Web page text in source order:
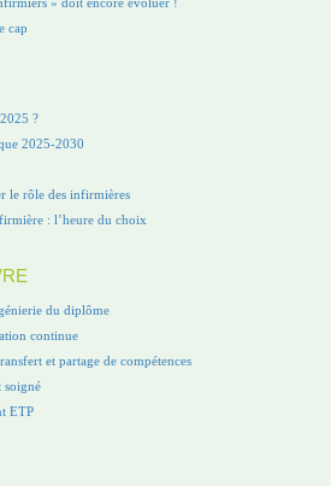
» doit encore évoluer !
cap
?
2025-2030
le rôle des infirmières
: l’heure du choix
du diplôme
continue
et partage de compétences
soigné
ETP